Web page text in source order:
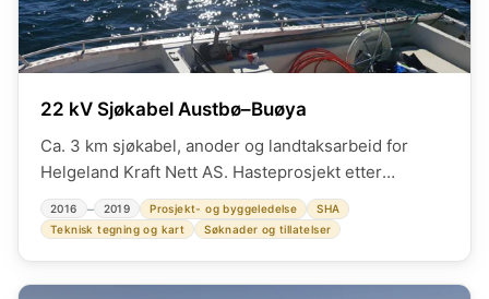
22 kV Sjøkabel Austbø–Buøya
Ca. 3 km sjøkabel, anoder og landtaksarbeid for
Helgeland Kraft Nett AS. Hasteprosjekt etter
kabelbrudd i sjøen.
2016 – 2019 Prosjekt- og byggeledelse
SHA
Teknisk tegning og kart
Søknader og tillatelser